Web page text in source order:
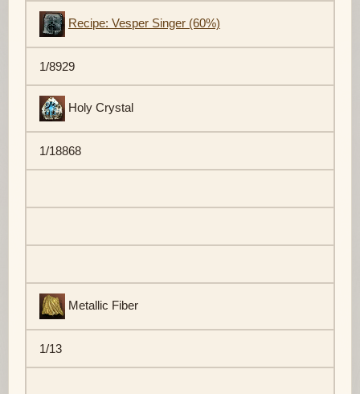
Recipe: Vesper Singer (60%)
1/8929
Holy Crystal
1/18868
Metallic Fiber
1/13